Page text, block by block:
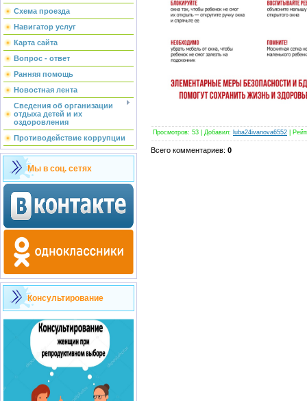
Схема проезда
Навигатор услуг
Карта сайта
Вопрос - ответ
Ранняя помощь
Новостная лента
Сведения об организации
отдыха детей и их
оздоровления
Противодействие коррупции
Мы в соц. сетях
Консультирование
Просмотров: 53 Добавил: luba24ivanova6552
Всего комментариев: 0